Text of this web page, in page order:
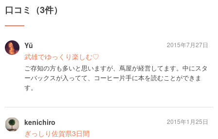
口コミ（3件）
Yü
武雄でゆっくり楽しむ♡
ご存知の方も多いと思いますが、蔦屋が経営してます。中にスタ
ーバックスが入ってて、コーヒー片手に本を読むことができま
す。
2015年7月27日
kenichiro
ぎっしり佐賀県3日間
2015年1月25日